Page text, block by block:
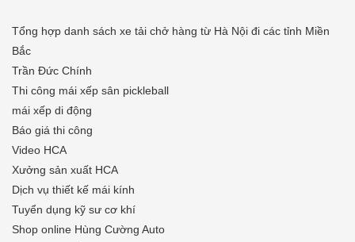
Tổng hợp danh sách xe tải chở hàng từ Hà Nội đi các tỉnh Miền
Bắc
Trần Đức Chính
Thi công mái xếp sân pickleball
mái xếp di động
Báo giá thi công
Video HCA
Xưởng sản xuất HCA
Dịch vụ thiết kế mái kính
Tuyển dụng kỹ sư cơ khí
Shop online Hùng Cường Auto